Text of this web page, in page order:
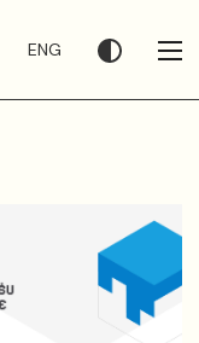
ENG